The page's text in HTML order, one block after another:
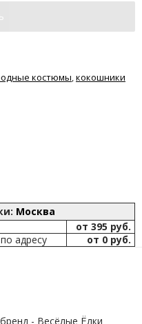
костюмы кокошники
Москва
от 395 руб.
адресу
от 0 руб.
- Весёлые Ёлки